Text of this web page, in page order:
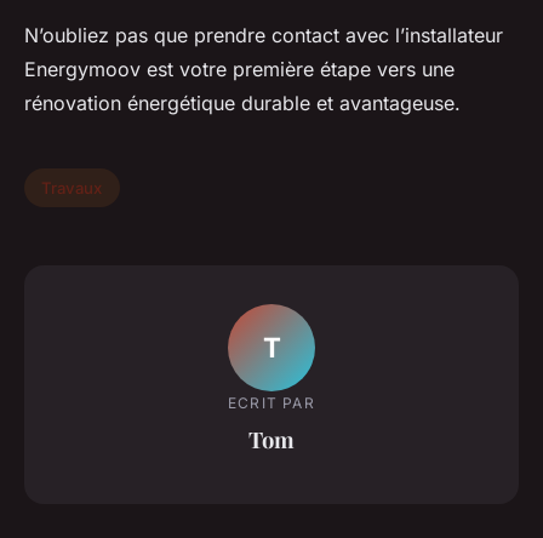
N’oubliez pas que prendre contact avec l’installateur
Energymoov est votre première étape vers une
rénovation énergétique durable et avantageuse.
Travaux
T
ECRIT PAR
Tom